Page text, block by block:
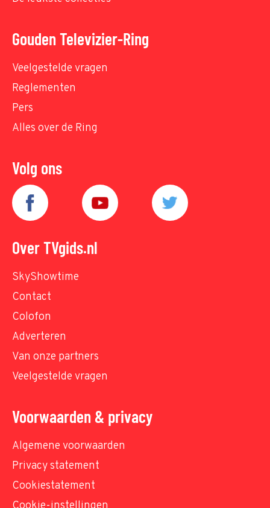
Gouden Televizier-Ring
Veelgestelde vragen
Reglementen
Pers
Alles over de Ring
Volg ons
Over TVgids.nl
SkyShowtime
Contact
Colofon
Adverteren
Van onze partners
Veelgestelde vragen
Voorwaarden & privacy
Algemene voorwaarden
Privacy statement
Cookiestatement